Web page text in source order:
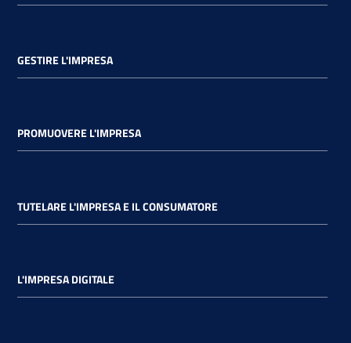
GESTIRE L'IMPRESA
PROMUOVERE L'IMPRESA
TUTELARE L'IMPRESA E IL CONSUMATORE
L'IMPRESA DIGITALE